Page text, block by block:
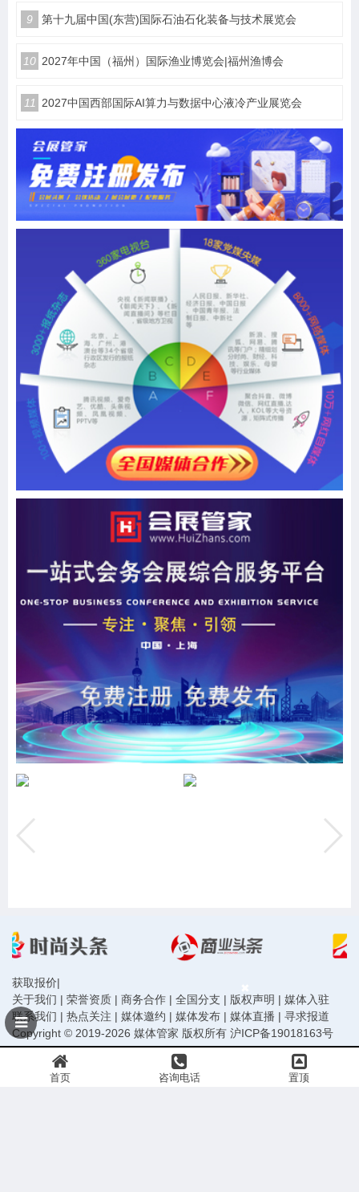
9 第十九届中国(东营)国际石油石化装备与技术展览会
10 2027年中国（福州）国际渔业博览会|福州渔博会
11 2027中国西部国际AI算力与数据中心液冷产业展览会
获取报价|
关于我们 | 荣誉资质 | 商务合作 | 全国分支 | 版权声明 | 媒体入驻
联系我们 | 热点关注 | 媒体邀约 | 媒体发布 | 媒体直播 | 寻求报道
Copyright © 2019-2026 媒体管家 版权所有 沪ICP备19018163号
首页 咨询电话 置顶